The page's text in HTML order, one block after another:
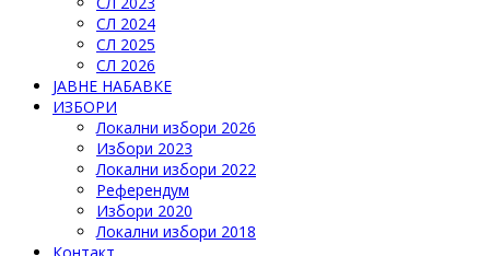
СЛ 2024
СЛ 2025
СЛ 2026
ЈАВНЕ НАБАВКЕ
ИЗБОРИ
Локални избори 2026
Избори 2023
Локални избори 2022
Референдум
Избори 2020
Локални избори 2018